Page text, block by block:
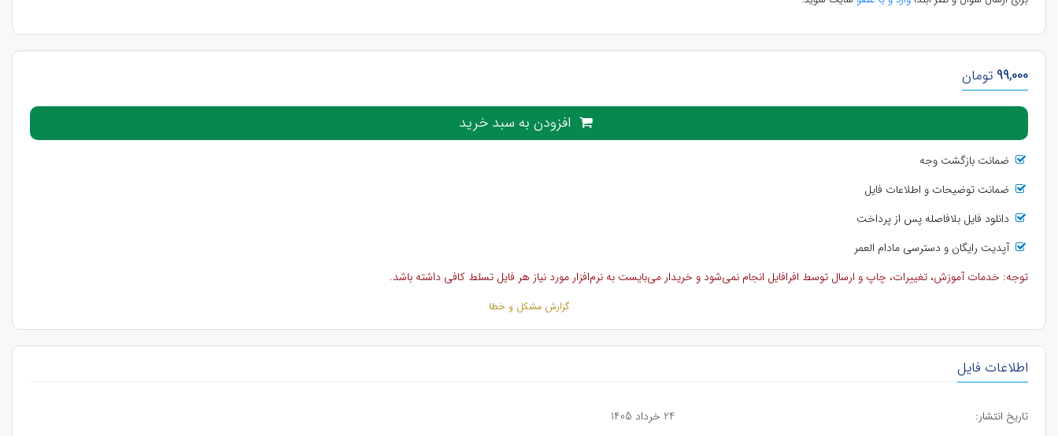
99,000 تومان
افزودن به سبد خرید
ضمانت بازگشت وجه
ضمانت توضیحات و اطلاعات فایل
دانلود فایل بلافاصله پس از پرداخت
آپدیت رایگان و دسترسی مادام العمر
توجه: خدمات آموزش، تغییرات، چاپ و ارسال توسط افرافایل انجام نمی‌شود و خریدار می‌بایست به نرم‌افزار مورد نیاز هر فایل تسلط کافی داشته باشد.
گزارش مشکل و خطا
اطلاعات فایل
تاریخ انتشار:
24 خرداد 1405